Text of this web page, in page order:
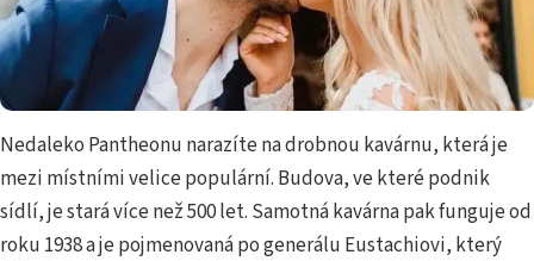
Nedaleko Pantheonu narazíte na drobnou kavárnu, která je
mezi místními velice populární. Budova, ve které podnik
sídlí, je stará více než 500 let. Samotná kavárna pak funguje od
roku 1938 a je pojmenovaná po generálu Eustachiovi, který